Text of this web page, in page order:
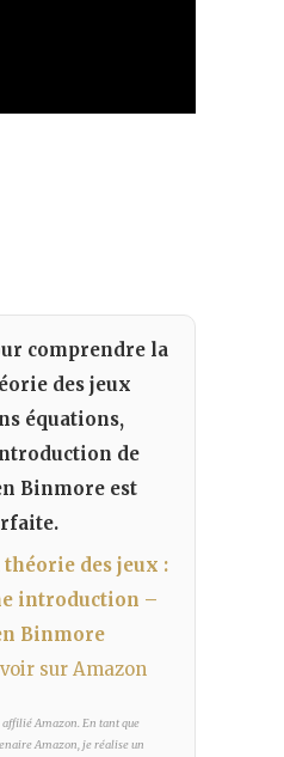
comprendre la
des jeux
équations,
de
Binmore est
théorie des jeux :
introduction –
Binmore
sur Amazon
Amazon. En tant que
Amazon, je réalise un